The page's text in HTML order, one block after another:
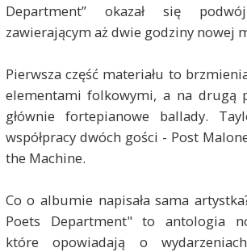
Department” okazał się
zawierającym aż dwie godziny nowej
Pierwsza część materiału to
elementami folkowymi, a na drugą
głównie fortepianowe ballady.
współpracy dwóch gości - Post
the Machine.
Co o albumie napisała sama
Poets Department" to antologia
które opowiadają o